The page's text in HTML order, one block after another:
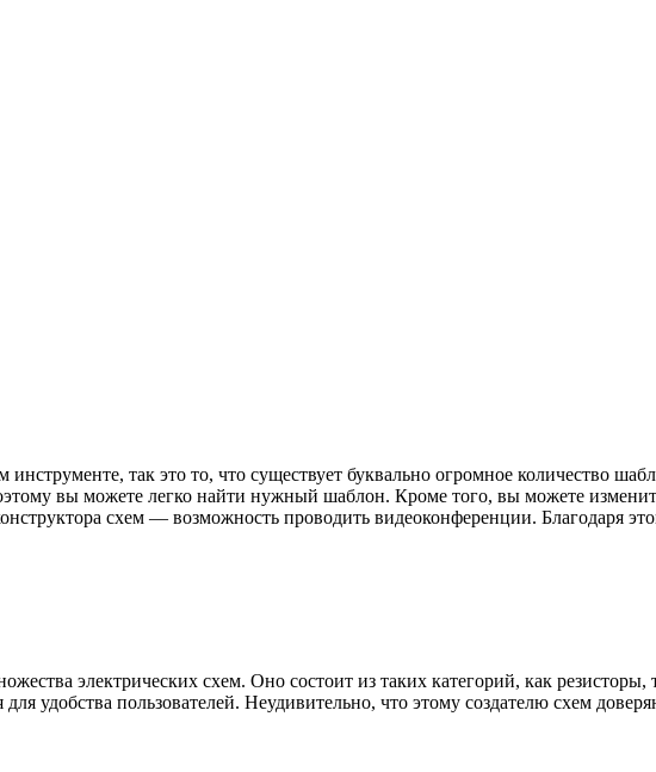
так это то, что существует буквально огромное количество
вы можете легко найти нужный шаблон. Кроме того, вы можете
схем — возможность проводить видеоконференции. Благодаря
электрических схем. Оно состоит из таких категорий, как
удобства пользователей. Неудивительно, что этому создателю схем